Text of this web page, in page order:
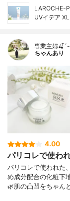
LAROCHE-
UVイデア
専業主婦🍒´-
ちゃんあり
4.00
パリコレで使わ
パリコレで使われた
め成分配合の化粧下
🌿肌の凸凹をちゃん